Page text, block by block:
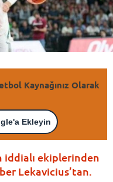
Kaynağınız Olarak
Ekleyin
iddialı ekiplerinden
Lekavicius’tan.